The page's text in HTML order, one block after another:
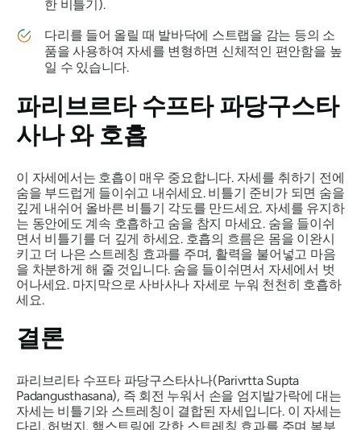
한 비틀기).
다리를 들어 올릴 때 발바닥에 스트랩을 감는 등의 소
품을 사용하여 자세를 변형하면 신체적인 편안함을 높
일 수 있습니다.
파리브르타 수프타 파당구스타
사나와 호흡
이 자세에서는 호흡이 매우 중요합니다. 자세를 취하기 전에
숨을 부드럽게 들이쉬고 내쉬세요. 비틀기 준비가 되면 숨을
깊게 내쉬어 올바른 비틀기 각도를 만드세요. 자세를 유지하
는 동안에도 계속 호흡하고 숨을 참지 마세요. 숨을 들이쉬
면서 비틀기를 더 깊게 하세요. 호흡의 흐름은 몸을 이완시
키고 더 나은 스트레칭 효과를 주며, 활력을 불어넣고 마음
을 차분하게 해 줄 것입니다. 숨을 들이쉬면서 자세에서 벗
어나세요. 마지막으로 사바사나 자세로 누워 천천히 호흡하
세요.
결론
파리브리타 수프타 파당구스타사나(Parivrtta Supta
Padangusthasana), 즉 회전 누워서 손을 엄지발가락에 대는
자세는 비틀기와 스트레칭이 결합된 자세입니다. 이 자세는
다리, 허벅지, 햄스트링에 강한 스트레칭 효과를 주며 복부